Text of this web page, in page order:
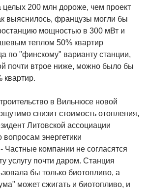
целых 200 млн дороже, чем проект
выяснилось, французы могли бы
мощностью в 300 мВт и
теплом 50% квартир
по "финскому" варианту станции,
почти втрое ниже, можно было бы
квартир.
в Вильнюсе новой
снизит стоимость отопления,
Литовской ассоциации
вопросам энергетики
Частные компании не согласятся
услугу почти даром. Станция
бы только биотопливо, а
может сжигать и биотопливо, и